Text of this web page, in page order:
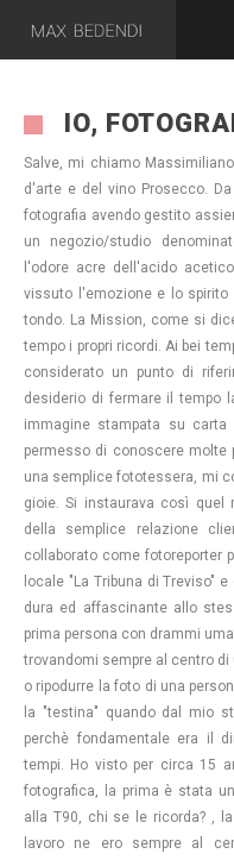
IO,
Salve, mi chiamo
d'arte e del vino Prosecco.
fotografia avendo gestito
un negozio/studio
l'odore acre dell'acido
vissuto l'emozione e lo
tondo. La Mission, come si
tempo i propri ricordi. Ai bei
considerato un punto di
desiderio di fermare il tempo
immagine stampata su
permesso di conoscere
una semplice fototessera, mi
gioie. Si instaurava così quel
della semplice relazione
collaborato come fotoreporter
locale "La Tribuna di Treviso"
dura ed affascinante allo
prima persona con drammi
trovandomi sempre al centro
o ripodurre la foto di una
la "testina" quando dal mio
perchè fondamentale era il
tempi. Ho visto per circa 15
fotografica, la prima è stata
alla T90, chi se le ricorda? ,
lavoro ne ero sempre al